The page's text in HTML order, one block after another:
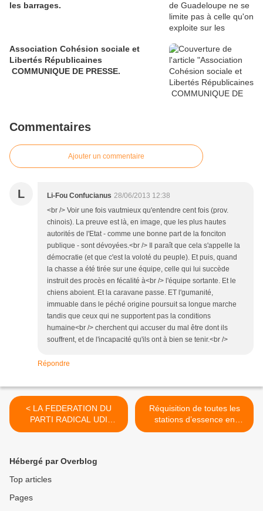
les barrages.
Association Cohésion sociale et
Libertés Républicaines
COMMUNIQUE DE PRESSE.
Commentaires
Ajouter un commentaire
L Li-Fou Confucianus 28/06/2013 12:38
<br /> Voir une fois vautmieux qu'entendre cent fois (prov.
chinois). La preuve est là, en image, que les plus hautes
autorités de l'Etat - comme une bonne part de la fonciton
publique - sont dévoyées.<br /> Il paraît que cela s'appelle la
démocratie (et que c'est la voloté du peuple). Et puis, quand
la chasse a été tirée sur une équipe, celle qui lui succède
instruit des procès en fécalité à<br /> l'équipe sortante. Et le
chiens aboient. Et la caravane passe. ET l'gumanité,
immuable dans le péché origine poursuit sa longue marche
tandis que ceux qui ne supportent pas la conditions
humaine<br /> cherchent qui accuser du mal être dont ils
souffrent, et de l'incapacité qu'ils ont à bien se tenir.<br />
Répondre
< LA FEDERATION DU
PARTI RADICAL UDI
GUADELOUPE, AU 1 ER
Réquisition de toutes les
stations d’essence en
Guadeloupe ! par Jean-
Hébergé par Overblog
Top articles
Pages